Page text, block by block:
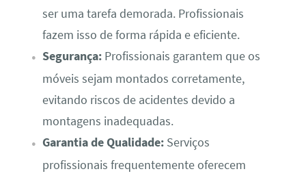
ser uma tarefa demorada. Profissionais
fazem isso de forma rápida e eficiente.
Segurança:Profissionais garantem que os
móveis sejam montados corretamente,
evitando riscos de acidentes devido a
montagens inadequadas.
Garantia de Qualidade:Serviços
profissionais frequentemente oferecem